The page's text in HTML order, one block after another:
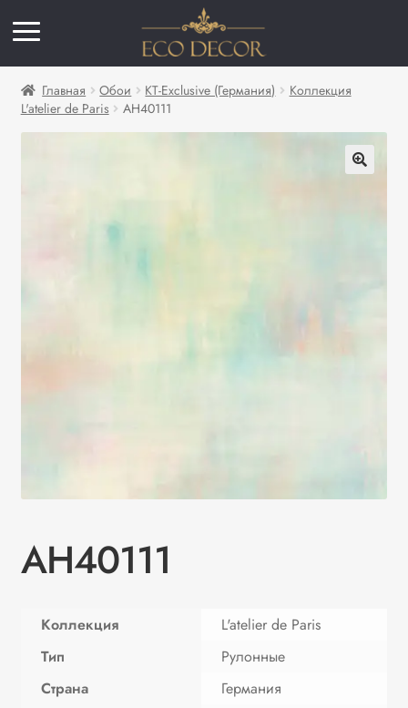
Главная Обои KT-Exclusive (Германия)
Коллекция
L'atelier de Paris
AH40111
AH40111
Коллекция
L'atelier de Paris
Тип
Рулонные
Страна
Германия